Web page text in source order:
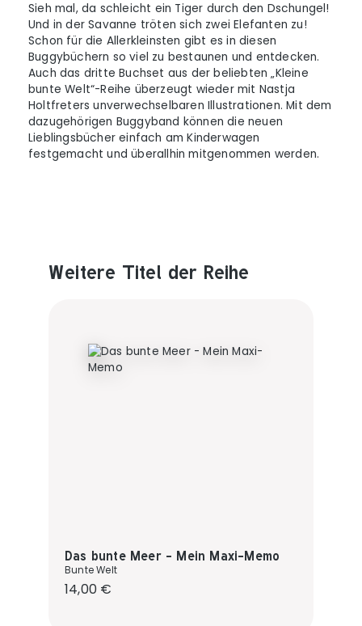
Sieh mal, da schleicht ein Tiger durch den Dschungel!
Und in der Savanne tröten sich zwei Elefanten zu!
Schon für die Allerkleinsten gibt es in diesen
Buggybüchern so viel zu bestaunen und entdecken.
Auch das dritte Buchset aus der beliebten „Kleine
bunte Welt“-Reihe überzeugt wieder mit Nastja
Holtfreters unverwechselbaren Illustrationen. Mit dem
dazugehörigen Buggyband können die neuen
Lieblingsbücher einfach am Kinderwagen
festgemacht und überallhin mitgenommen werden.
Produktgalerie überspringen
Weitere Titel der Reihe
Das bunte Meer - Mein Maxi-Memo
Bunte Welt
Regulärer Preis:
14,00 €